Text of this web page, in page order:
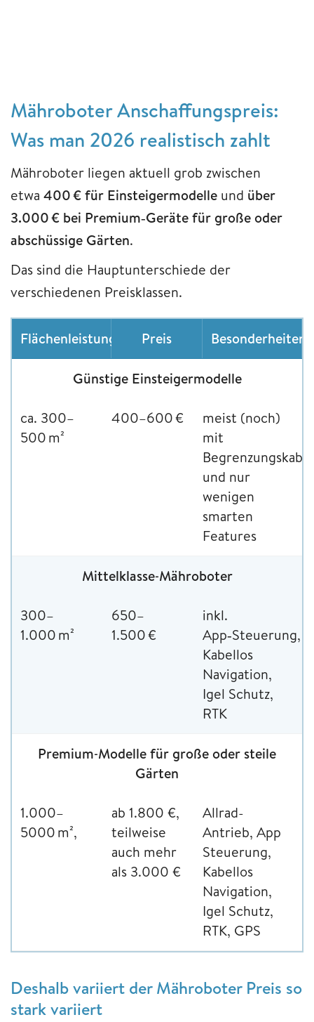
Mähroboter Anschaffungspreis:
Was man 2026 realistisch zahlt
Mähroboter liegen aktuell grob zwischen
etwa 400 € für Einsteigermodelle und über
3.000 € bei Premium‑Geräte für große oder
abschüssige Gärten.
Das sind die Hauptunterschiede der
verschiedenen Preisklassen.
Flächenleistung Preis Besonderheiten
Günstige Einsteigermodelle
ca. 300–
500 m²
400–600 €
meist (noch)
mit
Begrenzungskabel
und nur
wenigen
smarten
Features
Mittelklasse‑Mähroboter
300–
1.000 m²
650–
1.500 €
inkl.
App‑Steuerung,
Kabellos
Navigation,
Igel Schutz,
RTK
Premium‑Modelle für große oder steile
Gärten
1.000–
5000 m²,
ab 1.800 €,
teilweise
auch mehr
als 3.000 €
Allrad-
Antrieb, App
Steuerung,
Kabellos
Navigation,
Igel Schutz,
RTK, GPS
Deshalb variiert der Mähroboter Preis so
stark variiert